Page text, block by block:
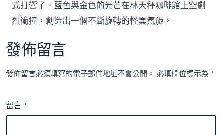
式打響了。藍色與金色的光芒在林天秤咖啡館上空劇
烈衝撞，創造出一個不斷旋轉的怪異氣旋。
發佈留言
發佈留言必須填寫的電子郵件地址不會公開。 必填欄位標示為*
留言*